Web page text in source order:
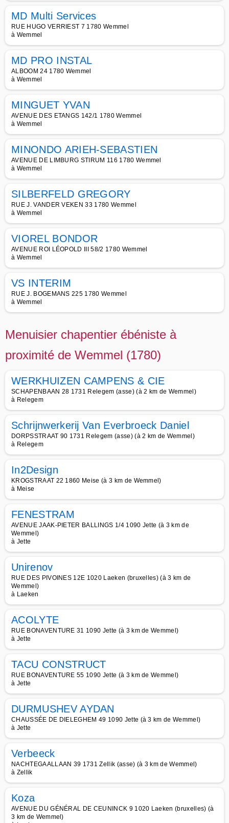
MD Multi Services
RUE HUGO VERRIEST 7 1780 Wemmel
à Wemmel
MD PRO INSTAL
ALBOOM 24 1780 Wemmel
à Wemmel
MINGUET YVAN
AVENUE DES ETANGS 142/1 1780 Wemmel
à Wemmel
MINONDO ARIEH-SEBASTIEN
AVENUE DE LIMBURG STIRUM 116 1780 Wemmel
à Wemmel
SILBERFELD GREGORY
RUE J. VANDER VEKEN 33 1780 Wemmel
à Wemmel
VIOREL BONDOR
AVENUE ROI LÉOPOLD III 58/2 1780 Wemmel
à Wemmel
VS INTERIM
RUE J. BOGEMANS 225 1780 Wemmel
à Wemmel
Menuisier chapentier ébéniste à
proximité de Wemmel (1780)
WERKHUIZEN CAMPENS & CIE
SCHAPENBAAN 28 1731 Relegem (asse) (à 2 km de Wemmel)
à Relegem
Schrijnwerkerij Van Everbroeck Daniel
DORPSSTRAAT 90 1731 Relegem (asse) (à 2 km de Wemmel)
à Relegem
In2Design
KROGSTRAAT 22 1860 Meise (à 3 km de Wemmel)
à Meise
FENESTRAM
AVENUE JAAK-PIETER BALLINGS 1/4 1090 Jette (à 3 km de
Wemmel)
à Jette
Unirenov
RUE DES PIVOINES 12E 1020 Laeken (bruxelles) (à 3 km de
Wemmel)
à Laeken
ACOLYTE
RUE BONAVENTURE 31 1090 Jette (à 3 km de Wemmel)
à Jette
TACU CONSTRUCT
RUE BONAVENTURE 55 1090 Jette (à 3 km de Wemmel)
à Jette
DURMUSHEV AYDAN
CHAUSSÉE DE DIELEGHEM 49 1090 Jette (à 3 km de Wemmel)
à Jette
Verbeeck
NACHTEGAALLAAN 39 1731 Zellik (asse) (à 3 km de Wemmel)
à Zellik
Koza
AVENUE DU GÉNÉRAL DE CEUNINCK 9 1020 Laeken (bruxelles) (à
3 km de Wemmel)